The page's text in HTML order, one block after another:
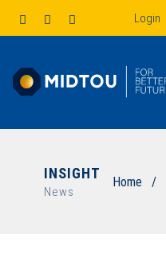
Login
INSIGHT
News
Home /